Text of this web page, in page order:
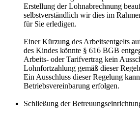
Erstellung der Lohnabrechnung
selbstverständlich wir dies im
für Sie erledigen.
Einer Kürzung des Arbeitsentgelts
des Kindes könnte § 616 BGB
Arbeits- oder Tarifvertrag kein
Lohnfortzahlung gemäß dieser
Ein Ausschluss dieser Regelung
Betriebsvereinbarung erfolgen.
Schließung der